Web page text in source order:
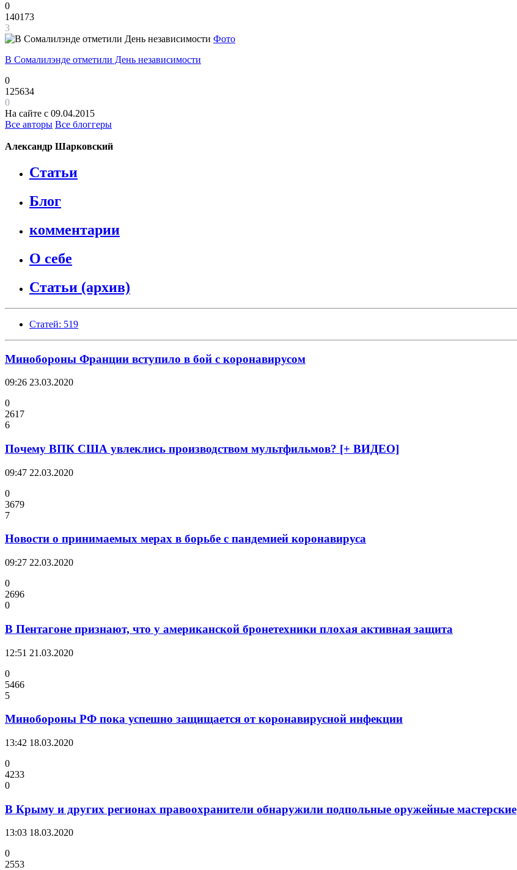
0
140173
3
Фото
В Сомалилэнде отметили День независимости
0
125634
0
На сайте с 09.04.2015
Все авторы Все блоггеры
Александр Шарковский
Статьи
Блог
комментарии
О себе
Статьи (архив)
Статей: 519
Минобороны Франции вступило в бой с коронавирусом
09:26 23.03.2020
0
2617
6
Почему ВПК США увлеклись производством мультфильмов? [+ ВИДЕО]
09:47 22.03.2020
0
3679
7
Новости о принимаемых мерах в борьбе с пандемией коронавируса
09:27 22.03.2020
0
2696
0
В Пентагоне признают, что у американской бронетехники плохая активная защита
12:51 21.03.2020
0
5466
5
Минобороны РФ пока успешно защищается от коронавирусной инфекции
13:42 18.03.2020
0
4233
0
В Крыму и других регионах правоохранители обнаружили подпольные оружейные мастерские
13:03 18.03.2020
0
2553